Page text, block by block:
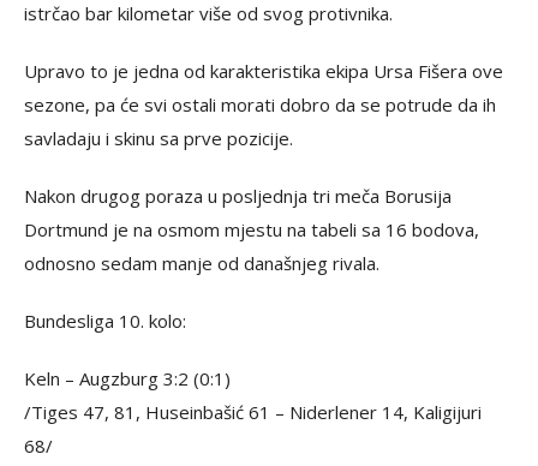
istrčao bar kilometar više od svog protivnika.
Upravo to je jedna od karakteristika ekipa Ursa Fišera ove
sezone, pa će svi ostali morati dobro da se potrude da ih
savladaju i skinu sa prve pozicije.
Nakon drugog poraza u posljednja tri meča Borusija
Dortmund je na osmom mjestu na tabeli sa 16 bodova,
odnosno sedam manje od današnjeg rivala.
Bundesliga 10. kolo:
Keln – Augzburg 3:2 (0:1)
/Tiges 47, 81, Huseinbašić 61 – Niderlener 14, Kaligijuri
68/